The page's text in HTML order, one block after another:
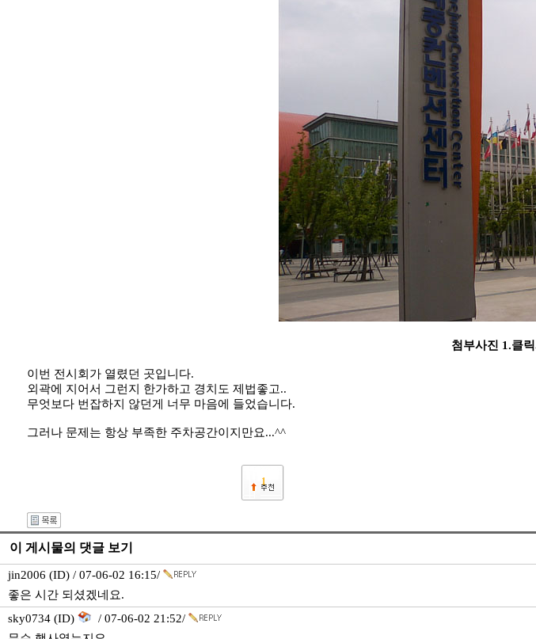
첨부사진 1.클
이번 전시회가 열렸던 곳입니다.
외곽에 지어서 그런지 한가하고 경치도 제법좋고..
무엇보다 번잡하지 않던게 너무 마음에 들었습니다.
그러나 문제는 항상 부족한 주차공간이지만요...^^
1
이 게시물의 댓글 보기
jin2006 (ID) / 07-06-02 16:15/
좋은 시간 되셨겠네요.
sky0734 (ID)
/ 07-06-02 21:52/